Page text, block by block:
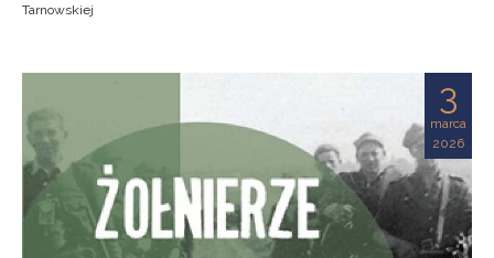
Tarnowskiej
3
marca
2026